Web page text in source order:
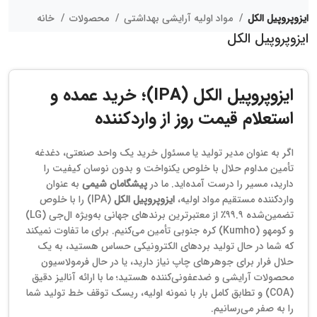
ایزوپروپیل الکل
ایزوپروپیل الکل
ایزوپروپیل الکل (IPA)؛ خرید عمده و
استعلام قیمت روز از واردکننده
اگر به عنوان مدیر تولید یا مسئول خرید یک واحد صنعتی، دغدغه
تأمین مداوم حلال با خلوص یکنواخت و بدون نوسان کیفیت را
دارید، مسیر را درست آمده‌اید. ما در پیشگامان شیمی به عنوان
واردکننده مستقیم مواد اولیه، ایزوپروپیل الکل
(IPA) را با خلوص
تضمین‌شده ۹۹.۹٪ از معتبرترین برندهای جهانی به‌ویژه ال‌جی (LG)
و کومهو (Kumho) کره جنوبی تأمین می‌کنیم. برای ما تفاوت نمیکند
که شما در حال تولید بردهای الکترونیکی حساس هستید، به یک
حلال فرار برای جوهرهای چاپ نیاز دارید، یا در حال فرمولاسیون
محصولات آرایشی و ضدعفونی‌کننده هستید؛ ما با ارائه آنالیز دقیق
(COA) و تطابق کامل بار با نمونه اولیه، ریسک توقف خط تولید شما
را به صفر می‌رسانیم.